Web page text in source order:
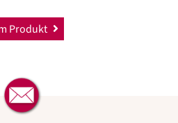
Produkt